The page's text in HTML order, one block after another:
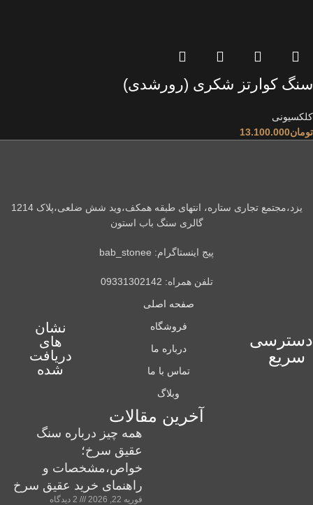
سنگ کوارتز شکری (رورشدی)
کلکسیونی
تومان13.100.000
یزد،مجتمع تجاری ستاره، انتهای طبقه همکف،وید شش ضلعی،پلاک 1214
گالری سنگ باب استون
پیج اینستاگرام: bab_stonee
تلفن همراه: 09331302142
دسترسی
سریع
صفحه اصلی
فروشگاه
درباره ما
تماس با ما
وبلاگ
نشان
های
دریافت
شده
آخرین مقالات
همه چیز درباره سنگ
عقیق سرخ؛
خواص،مشخصات و
راهنمای خرید عقیق سرخ
فوریه 22, 2026